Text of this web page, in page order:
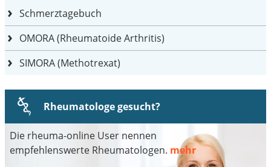
Schmerztagebuch
OMORA (Rheumatoide Arthritis)
SIMORA (Methotrexat)
Rheumatologe gesucht?
Die rheuma-online User nennen
empfehlenswerte Rheumatologen. mehr